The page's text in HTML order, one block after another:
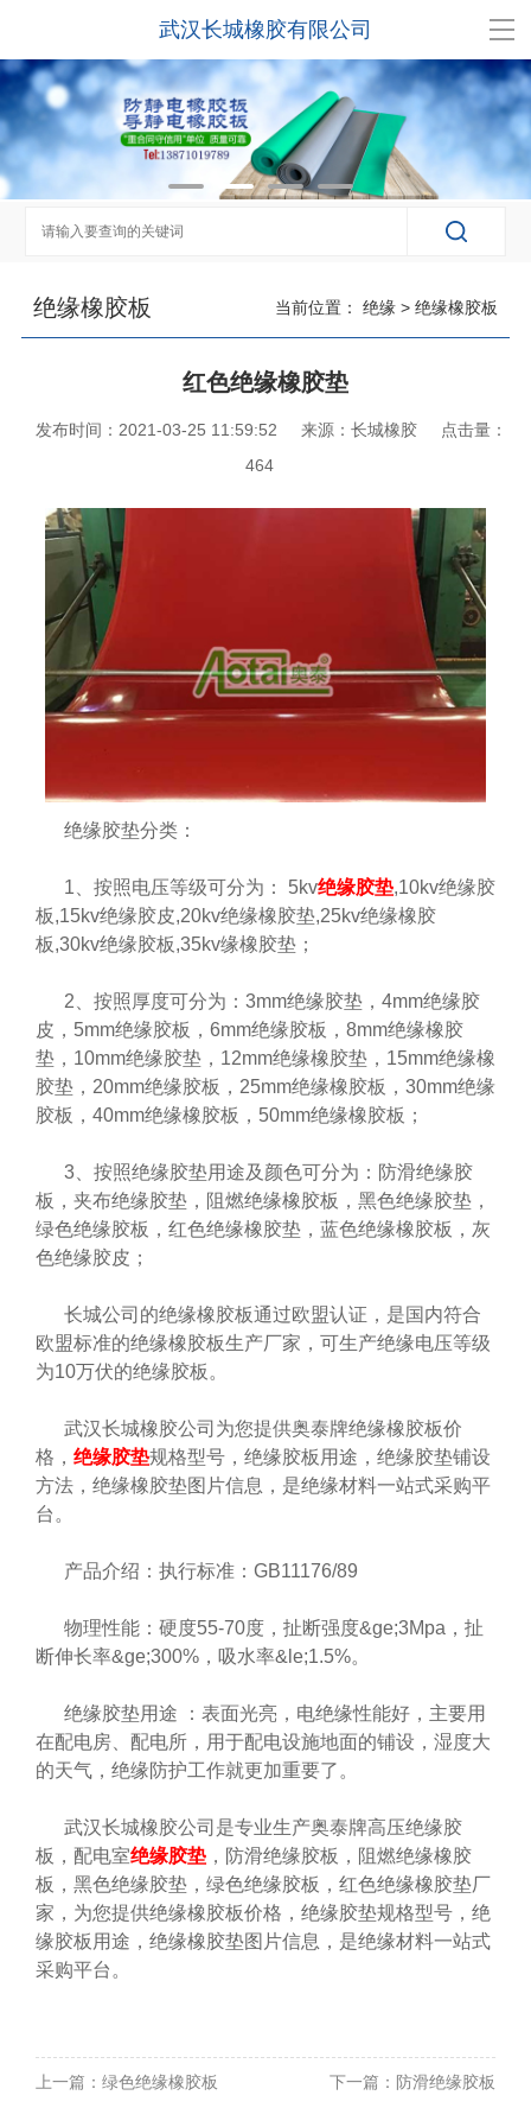
武汉长城橡胶有限公司
绝缘橡胶板 当前位置：绝缘 >绝缘橡胶板
红色绝缘橡胶垫
发布时间：2021-03-25 11:59:52 来源：长城橡胶
点击量：
464
绝缘胶垫分类：
1、按照电压等级可分为： 5kv绝缘胶垫,10kv绝缘胶
板,15kv绝缘胶皮,20kv绝缘橡胶垫,25kv绝缘橡胶
板,30kv绝缘胶板,35kv缘橡胶垫；
2、按照厚度可分为：3mm绝缘胶垫，4mm绝缘胶
皮，5mm绝缘胶板，6mm绝缘胶板，8mm绝缘橡胶
垫，10mm绝缘胶垫，12mm绝缘橡胶垫，15mm绝缘橡
胶垫，20mm绝缘胶板，25mm绝缘橡胶板，30mm绝缘
胶板，40mm绝缘橡胶板，50mm绝缘橡胶板；
3、按照绝缘胶垫用途及颜色可分为：防滑绝缘胶
板，夹布绝缘胶垫，阻燃绝缘橡胶板，黑色绝缘胶垫，
绿色绝缘胶板，红色绝缘橡胶垫，蓝色绝缘橡胶板，灰
色绝缘胶皮；
长城公司的绝缘橡胶板通过欧盟认证，是国内符合
欧盟标准的绝缘橡胶板生产厂家，可生产绝缘电压等级
为10万伏的绝缘胶板。
武汉长城橡胶公司为您提供奥泰牌绝缘橡胶板价
格， 绝缘胶垫规格型号，绝缘胶板用途，绝缘胶垫铺设
方法，绝缘橡胶垫图片信息，是绝缘材料一站式采购平
台。
产品介绍：执行标准：GB11176/89
物理性能：硬度55-70度，扯断强度&ge;3Mpa，扯
断伸长率&ge;300%，吸水率&le;1.5%。
绝缘胶垫用途 ：表面光亮，电绝缘性能好，主要用
在配电房、配电所，用于配电设施地面的铺设，湿度大
的天气，绝缘防护工作就更加重要了。
武汉长城橡胶公司是专业生产奥泰牌高压绝缘胶
板，配电室绝缘胶垫，防滑绝缘胶板，阻燃绝缘橡胶
板，黑色绝缘胶垫，绿色绝缘胶板，红色绝缘橡胶垫厂
家，为您提供绝缘橡胶板价格，绝缘胶垫规格型号，绝
缘胶板用途，绝缘橡胶垫图片信息，是绝缘材料一站式
采购平台。
上一篇： 绿色绝缘橡胶板 下一篇： 防滑绝缘胶板